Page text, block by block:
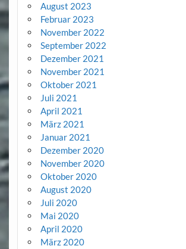
August 2023
Februar 2023
November 2022
September 2022
Dezember 2021
November 2021
Oktober 2021
Juli 2021
April 2021
März 2021
Januar 2021
Dezember 2020
November 2020
Oktober 2020
August 2020
Juli 2020
Mai 2020
April 2020
März 2020